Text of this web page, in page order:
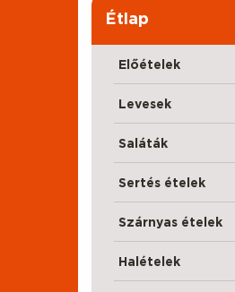
Étlap
Előételek
Levesek
Saláták
Sertés ételek
Szárnyas ételek
Halételek